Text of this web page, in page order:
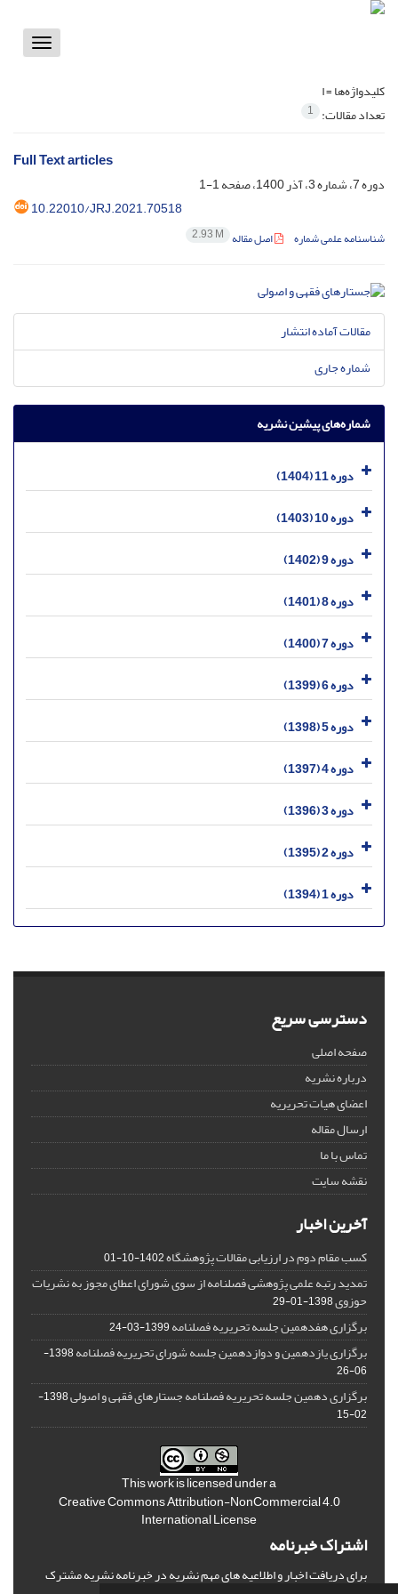
Toggle
کلیدواژه‌ها =ا
تعداد مقالات: 1
Full Text articles
دوره 7، شماره 3، آذر 1400، صفحه
1-1
10.22010/JRJ.2021.70518
شناسنامه علمی شماره اصل مقاله 2.93 M
مقالات آماده انتشار
شماره جاری
شماره‌های پیشین نشریه
دوره 11 (1404)
دوره 10 (1403)
دوره 9 (1402)
دوره 8 (1401)
دوره 7 (1400)
دوره 6 (1399)
دوره 5 (1398)
دوره 4 (1397)
دوره 3 (1396)
دوره 2 (1395)
دوره 1 (1394)
دسترسی سریع
صفحه اصلی
درباره نشریه
اعضای هیات تحریریه
ارسال مقاله
تماس با ما
نقشه سایت
آخرین اخبار
کسب مقام دوم در ارزیابی مقالات پژوهشگاه1402-10-01
تمدید رتبه علمی پژوهشی فصلنامه از سوی شورای اعطای مجوز به نشریات
حوزوی1398-01-29
برگزاری هفدهمین جلسه تحریریه فصلنامه1399-03-24
برگزاری یازدهمین و دوازدهمین جلسه شورای تحریریه فصلنامه
1398-
06-26
برگزاری دهمین جلسه تحریریه فصلنامه جستارهای فقهی و اصولی
1398-
02-15
This work is licensed under a
Creative Commons Attribution-NonCommercial 4.0
International License
اشتراک خبرنامه
برای دریافت اخبار و اطلاعیه های مهم نشریه در خبرنامه نشریه مشترک